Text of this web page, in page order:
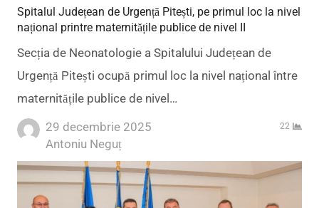
Spitalul Județean de Urgență Pitești, pe primul loc la nivel
național printre maternitățile publice de nivel II
Secția de Neonatologie a Spitalului Județean de
Urgență Pitești ocupă primul loc la nivel național între
maternitățile publice de nivel…
29 decembrie 2025
Author
Antoniu Neguț
22